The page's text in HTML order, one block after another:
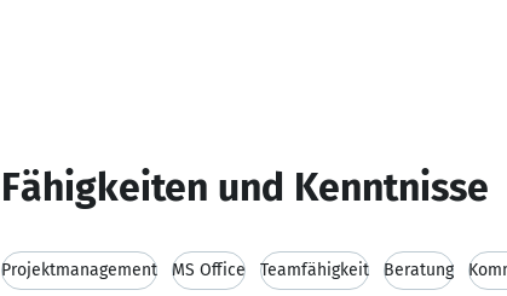
Fähigkeiten und Kenntnisse
Projektmanagement MS Office Teamfähigkeit Beratung